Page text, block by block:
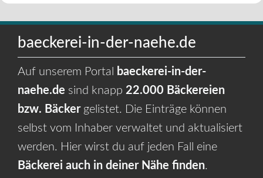
baeckerei-in-der-naehe.de
Auf unserem Portal
baeckerei-in-der-
naehe.de sind knapp 22.000 Bäckereien
bzw. Bäckergelistet. Die Einträge können
selbst vom Inhaber verwaltet und aktualisiert
werden. Hier wirst du auf jeden Fall eine
Bäckerei auch in deiner Nähe finden.